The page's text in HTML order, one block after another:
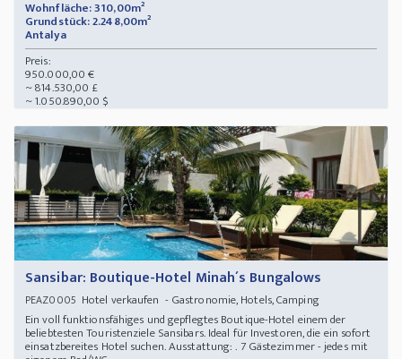
Wohnfläche: 310,00m²
Grundstück: 2.248,00m²
Antalya
Preis:
950.000,00 €
~ 814.530,00 £
~ 1.050.890,00 $
Sansibar: Boutique-Hotel Minah´s Bungalows
PEAZ0005 Hotel verkaufen - Gastronomie, Hotels, Camping
Ein voll funktionsfähiges und gepflegtes Boutique-Hotel einem der
beliebtesten Touristenziele Sansibars. Ideal für Investoren, die ein sofort
einsatzbereites Hotel suchen. Ausstattung: . 7 Gästezimmer - jedes mit